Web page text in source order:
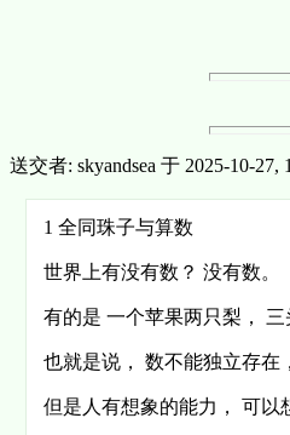
送交者: skyandsea 于 2025-10-27,
1 全同珠子与算数
世界上有没有数？ 没有数。
有的是 一个苹果两只梨， 三
也就是说， 数不能独立存在
但是人有想象的能力， 可以